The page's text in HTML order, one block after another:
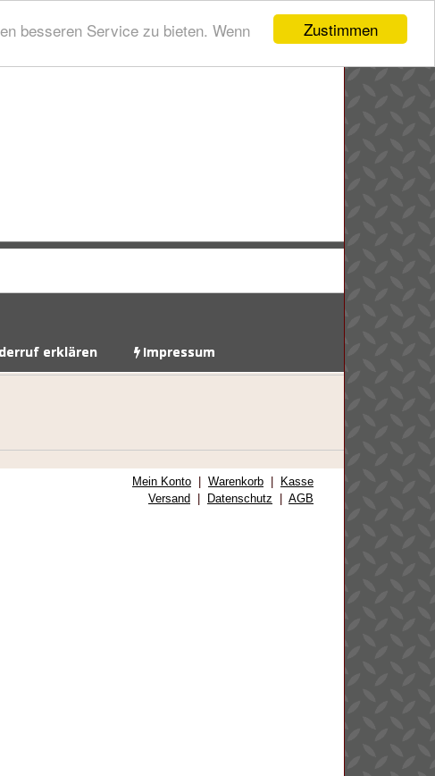
Zustimmen
besseren Service zu bieten. Wenn
erklären Impressum
Mein Konto Warenkorb
Kasse
Versand
Datenschutz AGB